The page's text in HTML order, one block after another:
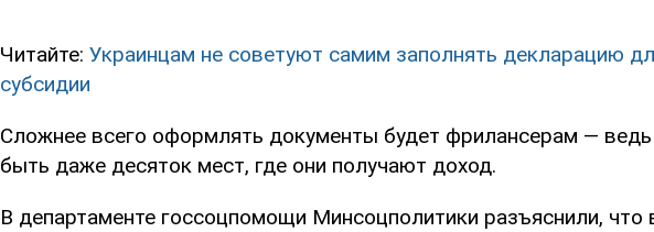
Читайте: Украинцам не советуют самим заполнять декларацию
субсидии
Сложнее всего оформлять документы будет фрилансерам —
быть даже десяток мест, где они получают доход.
В департаменте госсоцпомощи Минсоцполитики разъяснили, что